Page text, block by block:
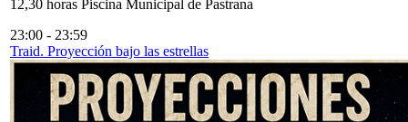
12,30 horas Piscina Municipal de Pastrana
23:00 - 23:59
Traid. Proyección bajo las estrellas